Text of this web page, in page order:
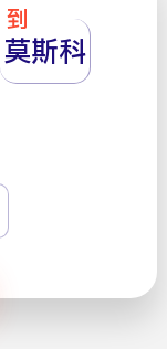
到
莫斯科